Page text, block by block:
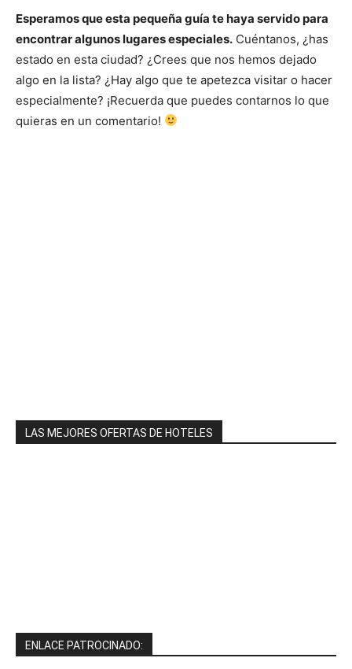
Esperamos que esta pequeña guía te haya servido para
encontrar algunos lugares especiales. Cuéntanos, ¿has
estado en esta ciudad? ¿Crees que nos hemos dejado
algo en la lista? ¿Hay algo que te apetezca visitar o hacer
especialmente? ¡Recuerda que puedes contarnos lo que
quieras en un comentario!
LAS MEJORES OFERTAS DE HOTELES
ENLACE PATROCINADO: